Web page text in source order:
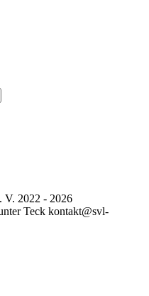
V. 2022 - 2026
Teck kontakt@svl-